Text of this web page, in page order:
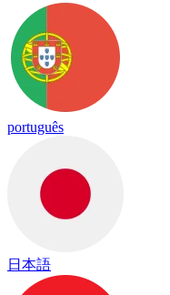
português
日本語